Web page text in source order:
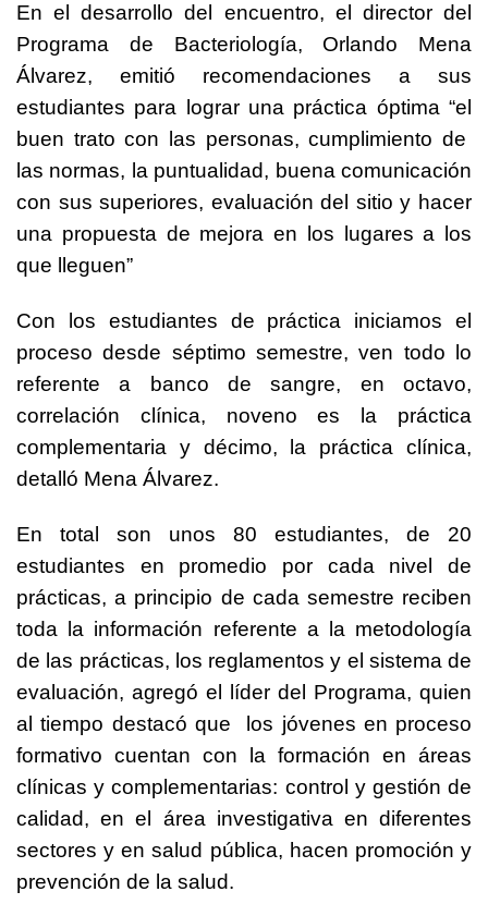
En el desarrollo del encuentro, el director del
Programa de Bacteriología, Orlando Mena
Álvarez, emitió recomendaciones a sus
estudiantes para lograr una práctica óptima “el
buen trato con las personas, cumplimiento de
las normas, la puntualidad, buena comunicación
con sus superiores, evaluación del sitio y hacer
una propuesta de mejora en los lugares a los
que lleguen”
Con los estudiantes de práctica iniciamos el
proceso desde séptimo semestre, ven todo lo
referente a banco de sangre, en octavo,
correlación clínica, noveno es la práctica
complementaria y décimo, la práctica clínica,
detalló Mena Álvarez.
En total son unos 80 estudiantes, de 20
estudiantes en promedio por cada nivel de
prácticas, a principio de cada semestre reciben
toda la información referente a la metodología
de las prácticas, los reglamentos y el sistema de
evaluación, agregó el líder del Programa, quien
al tiempo destacó que los jóvenes en proceso
formativo cuentan con la formación en áreas
clínicas y complementarias: control y gestión de
calidad, en el área investigativa en diferentes
sectores y en salud pública, hacen promoción y
prevención de la salud.